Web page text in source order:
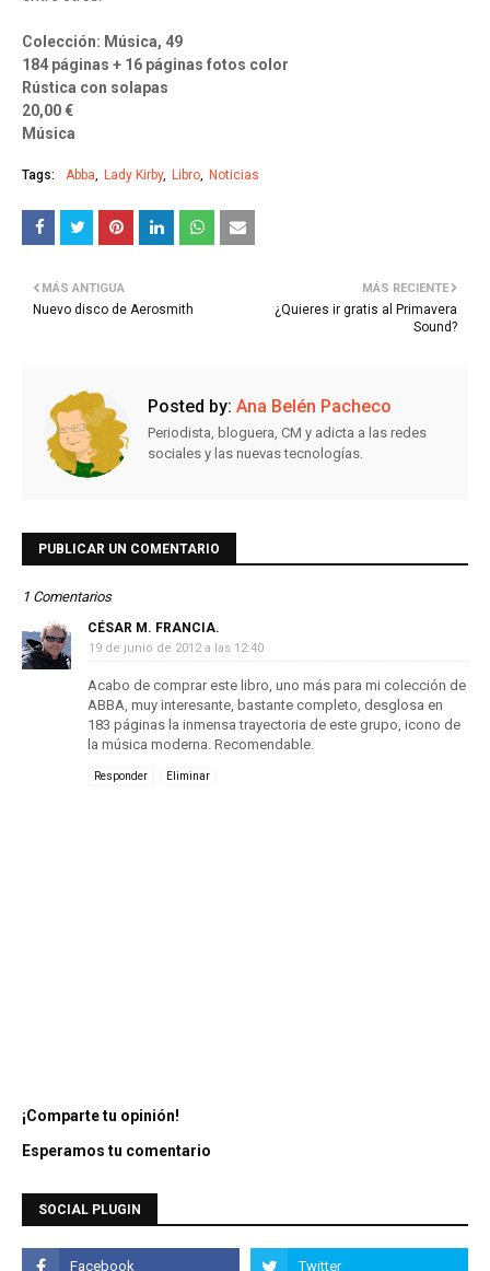
Colección: Música, 49
184 páginas + 16 páginas fotos color
Rústica con solapas
20,00 €
Música
Tags: Abba Lady Kirby Libro Noticias
MÁS RECIENTE
¿Quieres ir gratis al Primavera
Sound?
MÁS ANTIGUA
Nuevo disco de Aerosmith
Posted by: Ana Belén Pacheco
Periodista, bloguera, CM y adicta a las redes
sociales y las nuevas tecnologías.
PUBLICAR UN COMENTARIO
1 Comentarios
CÉSAR M. FRANCIA.
19 de junio de 2012 a las 12:40
Acabo de comprar este libro, uno más para mi colección de
ABBA, muy interesante, bastante completo, desglosa en
183 páginas la inmensa trayectoria de este grupo, icono de
la música moderna. Recomendable.
Responder Eliminar
¡Comparte tu opinión!
Esperamos tu comentario
SOCIAL PLUGIN